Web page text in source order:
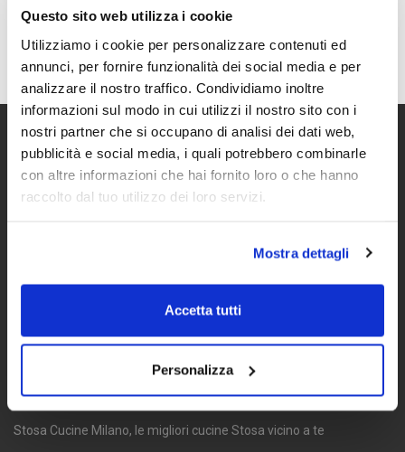
Questo sito web utilizza i cookie
Utilizziamo i cookie per personalizzare contenuti ed
annunci, per fornire funzionalità dei social media e per
analizzare il nostro traffico. Condividiamo inoltre
informazioni sul modo in cui utilizzi il nostro sito con i
nostri partner che si occupano di analisi dei dati web,
pubblicità e social media, i quali potrebbero combinarle
con altre informazioni che hai fornito loro o che hanno
raccolto dal tuo utilizzo dei loro servizi.
Mostra dettagli
Accetta tutti
Personalizza
Privacy Policy
Stosa Cucine Milano, le migliori cucine Stosa vicino a te